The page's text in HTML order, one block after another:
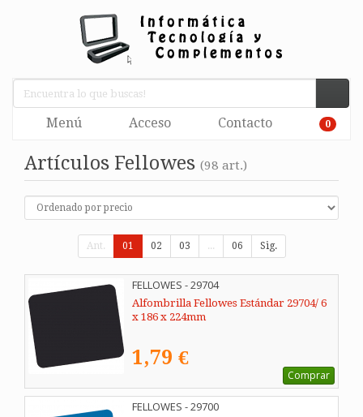
Menú Acceso Contacto 0
Artículos Fellowes (98 art.)
Ant. 01 02 03 ... 06 Sig.
FELLOWES - 29704
Alfombrilla Fellowes Estándar 29704/ 6
x 186 x 224mm
1,79 €
Comprar
FELLOWES - 29700